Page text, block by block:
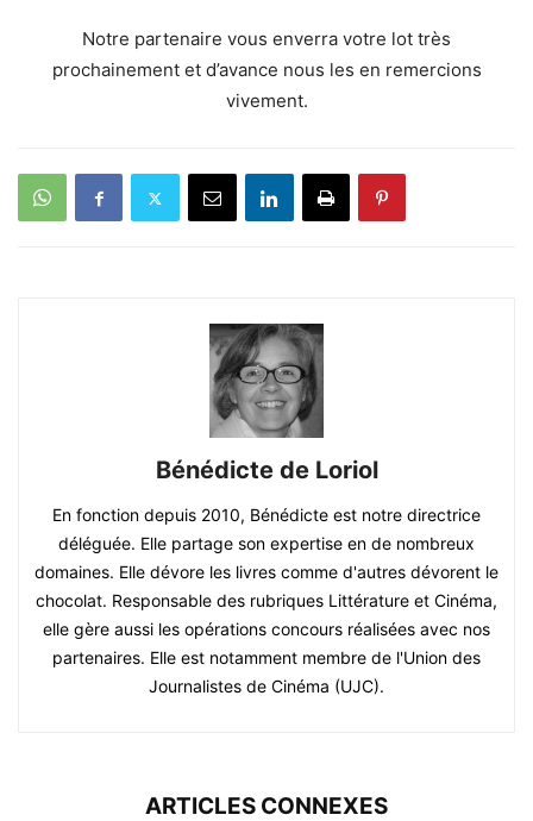
Notre partenaire vous enverra votre lot très
prochainement et d’avance nous les en remercions
vivement.
Bénédicte de Loriol
En fonction depuis 2010, Bénédicte est notre directrice
déléguée. Elle partage son expertise en de nombreux
domaines. Elle dévore les livres comme d'autres dévorent le
chocolat. Responsable des rubriques Littérature et Cinéma,
elle gère aussi les opérations concours réalisées avec nos
partenaires. Elle est notamment membre de l'Union des
Journalistes de Cinéma (UJC).
ARTICLES CONNEXES